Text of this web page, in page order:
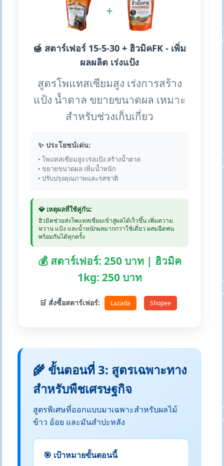
+
🍯 สตาร์เฟอร์ 15-5-30 + ฮิวมิคFK - เพิ่ม
ผลผลิต เร่งแป้ง
สูตรโพแทสเซียมสูง เร่งการสร้าง
แป้ง น้ำตาล ขยายขนาดผล เหมาะ
สำหรับช่วงเก็บเกี่ยว
✨ ประโยชน์เด่น:
• โพแทสเซียมสูง เร่งแป้ง สร้างน้ำตาล
• ขยายขนาดผล เพิ่มน้ำหนัก
• ปรับปรุงคุณภาพและรสชาติ
💎 เหตุผลที่ใช้คู่กัน:
ฮิวมิคช่วยส่งโพแทสเซียมเข้าสู่ผลได้เร็วขึ้น เพิ่มความ
หวาน แป้ง และน้ำหนักผลมากกว่าใช้เดี่ยว ผสมฉีดพ่น
พร้อมกันได้ทุกครั้ง
💰 สตาร์เฟอร์: 250 บาท | ฮิวมิค
1kg: 250 บาท
🛒 สั่งซื้อสตาร์เฟอร์: Lazada Shopee
🌾 ขั้นตอนที่ 3: สูตรเฉพาะทาง
สำหรับพืชเศรษฐกิจ
สูตรพิเศษที่ออกแบบมาเฉพาะสำหรับผลไม้
ข้าว อ้อย และมันสำปะหลัง
🎯 เป้าหมายขั้นตอนนี้